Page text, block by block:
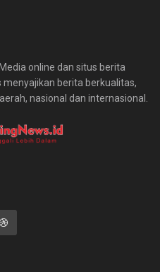
online dan situs berita
menyajikan berita berkualitas,
nasional dan internasional.